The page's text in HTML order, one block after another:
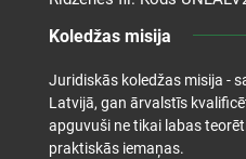
Koledžas misija
Juridiskās koledžas misija -
Latvijā, gan ārvalstīs
apguvuši ne tikai labas
praktiskās iemaņas.